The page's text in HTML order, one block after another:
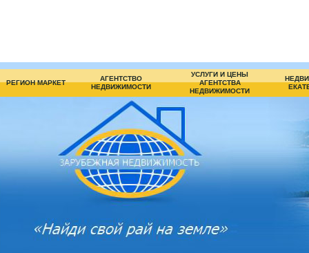
РЕГИОН МАРКЕТ
АГЕНТСТВО
НЕДВИЖИМОСТИ
УСЛУГИ И ЦЕНЫ
АГЕНТСТВА
НЕДВИЖИМОСТИ